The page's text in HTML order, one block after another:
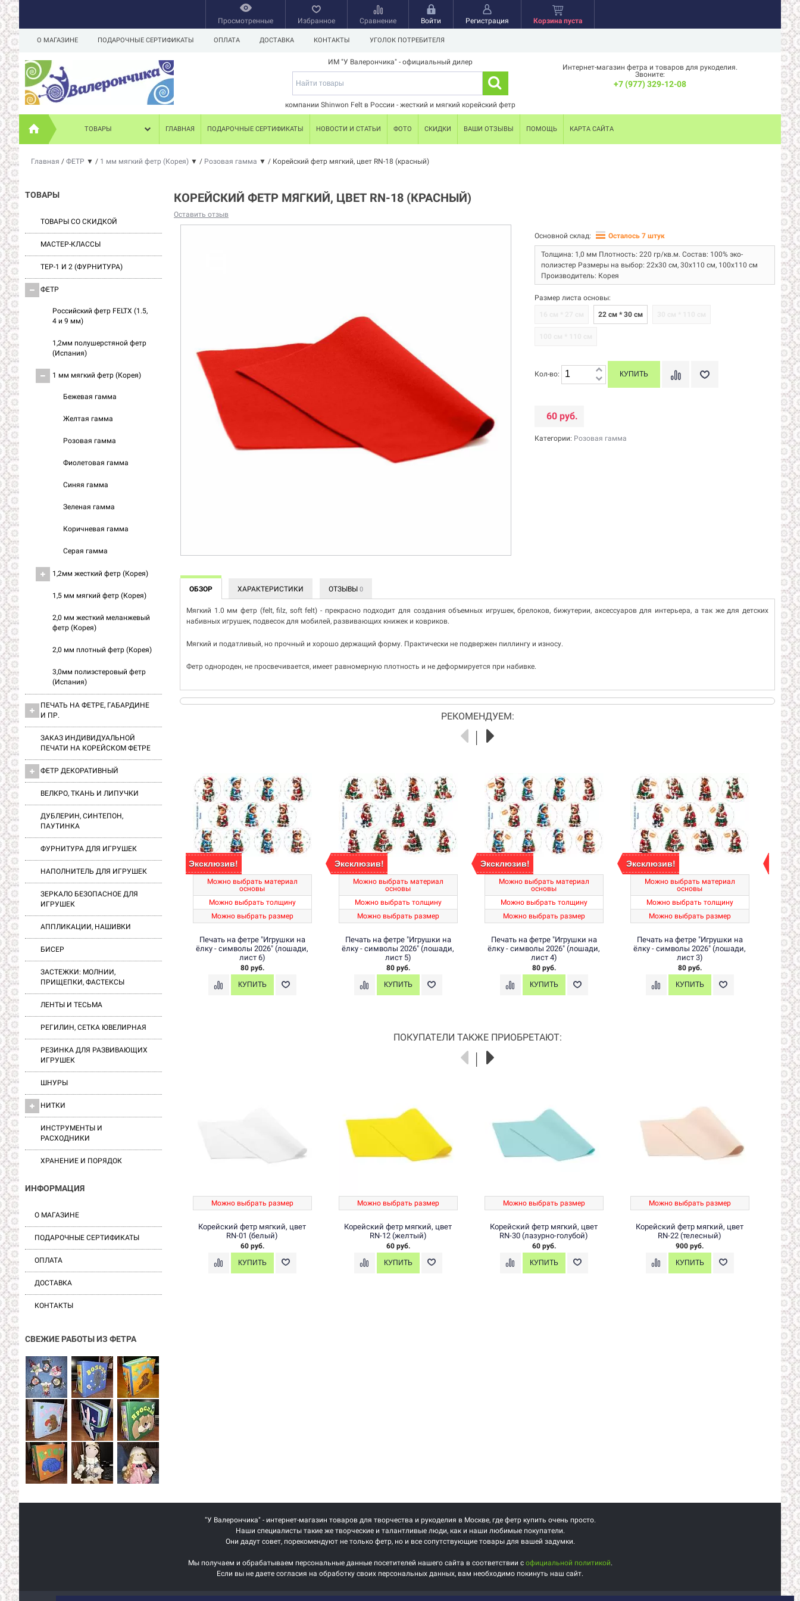
Просмотренные Избранное Сравнение Войти Регистрация Корзина пуста
О МАГАЗИНЕ ПОДАРОЧНЫЕ СЕРТИФИКАТЫ ОПЛАТА ДОСТАВКА КОНТАКТЫ УГОЛОК ПОТРЕБИТЕЛЯ
ИМ "У Валерончика" - официальный дилер
компании Shinwon Felt в России - жесткий и мягкий корейский фетр
Интернет-магазин фетра и товаров для рукоделия.
Звоните:
+7 (977) 329-12-08
ТОВАРЫ ГЛАВНАЯ ПОДАРОЧНЫЕ СЕРТИФИКАТЫ НОВОСТИ И СТАТЬИ ФОТО СКИДКИ ВАШИ ОТЗЫВЫ ПОМОЩЬ КАРТА САЙТА
Главная / ФЕТР ▼ / 1 мм мягкий фетр (Корея) ▼ / Розовая гамма ▼ / Корейский фетр мягкий, цвет RN-18 (красный)
ТОВАРЫ
ТОВАРЫ СО СКИДКОЙ
МАСТЕР-КЛАССЫ
ТЕР-1 И 2 (ФУРНИТУРА)
ФЕТР
Российский фетр FELTX (1.5,
4 и 9 мм)
1,2мм полушерстяной фетр
(Испания)
1 мм мягкий фетр (Корея)
Бежевая гамма
Желтая гамма
Розовая гамма
Фиолетовая гамма
Синяя гамма
Зеленая гамма
Коричневая гамма
Серая гамма
1,2мм жесткий фетр (Корея)
1,5 мм мягкий фетр (Корея)
2,0 мм жесткий меланжевый
фетр (Корея)
2,0 мм плотный фетр (Корея)
3,0мм полиэстеровый фетр
(Испания)
ПЕЧАТЬ НА ФЕТРЕ, ГАБАРДИНЕ
И ПР.
ЗАКАЗ ИНДИВИДУАЛЬНОЙ
ПЕЧАТИ НА КОРЕЙСКОМ ФЕТРЕ
ФЕТР ДЕКОРАТИВНЫЙ
ВЕЛКРО, ТКАНЬ И ЛИПУЧКИ
ДУБЛЕРИН, СИНТЕПОН,
ПАУТИНКА
ФУРНИТУРА ДЛЯ ИГРУШЕК
НАПОЛНИТЕЛЬ ДЛЯ ИГРУШЕК
ЗЕРКАЛО БЕЗОПАСНОЕ ДЛЯ
ИГРУШЕК
АППЛИКАЦИИ, НАШИВКИ
БИСЕР
ЗАСТЕЖКИ: МОЛНИИ,
ПРИЩЕПКИ, ФАСТЕКСЫ
ЛЕНТЫ И ТЕСЬМА
РЕГИЛИН, СЕТКА ЮВЕЛИРНАЯ
РЕЗИНКА ДЛЯ РАЗВИВАЮЩИХ
ИГРУШЕК
ШНУРЫ
НИТКИ
ИНСТРУМЕНТЫ И
РАСХОДНИКИ
ХРАНЕНИЕ И ПОРЯДОК
ИНФОРМАЦИЯ
О МАГАЗИНЕ
ПОДАРОЧНЫЕ СЕРТИФИКАТЫ
ОПЛАТА
ДОСТАВКА
КОНТАКТЫ
СВЕЖИЕ РАБОТЫ ИЗ ФЕТРА
КОРЕЙСКИЙ ФЕТР МЯГКИЙ, ЦВЕТ RN-18 (КРАСНЫЙ)
Оставить отзыв
Основной склад: Осталось 7 штук
Толщина: 1,0 мм Плотность: 220 гр/кв.м. Состав: 100% эко-
полиэстер Размеры на выбор: 22х30 см, 30х110 см, 100х110 см
Производитель: Корея
Размер листа основы:
22 см * 30 см
Кол-во:
60 руб.
Категории: Розовая гамма
ОБЗОР ХАРАКТЕРИСТИКИ ОТЗЫВЫ 0
Мягкий 1.0 мм фетр (felt, filz, soft felt) - прекрасно подходит для создания объемных игрушек, брелоков, бижутерии, аксессуаров для интерьера, а так же для детских
набивных игрушек, подвесок для мобилей, развивающих книжек и ковриков.
Мягкий и податливый, но прочный и хорошо держащий форму. Практически не подвержен пиллингу и износу.
Фетр однороден, не просвечивается, имеет равномерную плотность и не деформируется при набивке.
РЕКОМЕНДУЕМ:
Эксклюзив!
Можно выбрать материал
основы
Можно выбрать толщину
Можно выбрать размер
Печать на фетре "Игрушки на
ёлку - символы 2026" (лошади,
лист 6)
80 руб.
Эксклюзив!
Можно выбрать материал
основы
Можно выбрать толщину
Можно выбрать размер
Печать на фетре "Игрушки на
ёлку - символы 2026" (лошади,
лист 5)
80 руб.
Эксклюзив!
Можно выбрать материал
основы
Можно выбрать толщину
Можно выбрать размер
Печать на фетре "Игрушки на
ёлку - символы 2026" (лошади,
лист 4)
80 руб.
Эксклюзив!
Можно выбрать материал
основы
Можно выбрать толщину
Можно выбрать размер
Печать на фетре "Игрушки на
ёлку - символы 2026" (лошади,
лист 3)
80 руб.
ПОКУПАТЕЛИ ТАКЖЕ ПРИОБРЕТАЮТ:
Можно выбрать размер
Корейский фетр мягкий, цвет
RN-01 (белый)
60 руб.
Можно выбрать размер
Корейский фетр мягкий, цвет
RN-12 (желтый)
60 руб.
Можно выбрать размер
Корейский фетр мягкий, цвет
RN-30 (лазурно-голубой)
60 руб.
Можно выбрать размер
Корейский фетр мягкий, цвет
RN-22 (телесный)
900 руб.
"У Валерончика" - интернет-магазин товаров для творчества и рукоделия в Москве, где фетр купить очень просто.
Наши специалисты такие же творческие и талантливые люди, как и наши любимые покупатели.
Они дадут совет, порекомендуют не только фетр, но и все сопутствующие товары для вашей задумки.
Мы получаем и обрабатываем персональные данные посетителей нашего сайта в соответствии с официальной политикой.
Если вы не даете согласия на обработку своих персональных данных, вам необходимо покинуть наш сайт.